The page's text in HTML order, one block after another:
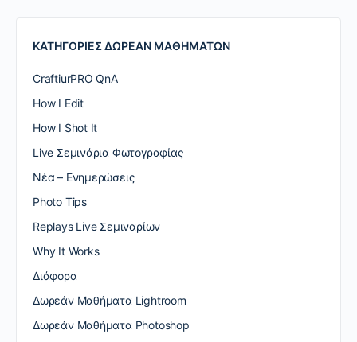
ΚΑΤΗΓΟΡΙΕΣ ΔΩΡΕΑΝ ΜΑΘΗΜΑΤΩΝ
CraftiurPRO QnA
How I Edit
How I Shot It
Live Σεμινάρια Φωτογραφίας
Nέα – Ενημερώσεις
Photo Tips
Replays Live Σεμιναρίων
Why It Works
Διάφορα
Δωρεάν Μαθήματα Lightroom
Δωρεάν Μαθήματα Photoshop